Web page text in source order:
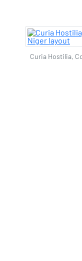
Curia Hostilia,